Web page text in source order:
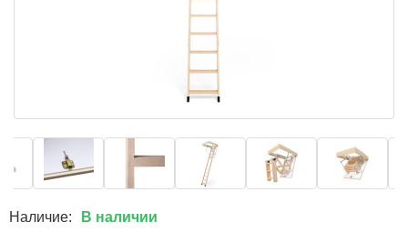
Наличие: В наличии